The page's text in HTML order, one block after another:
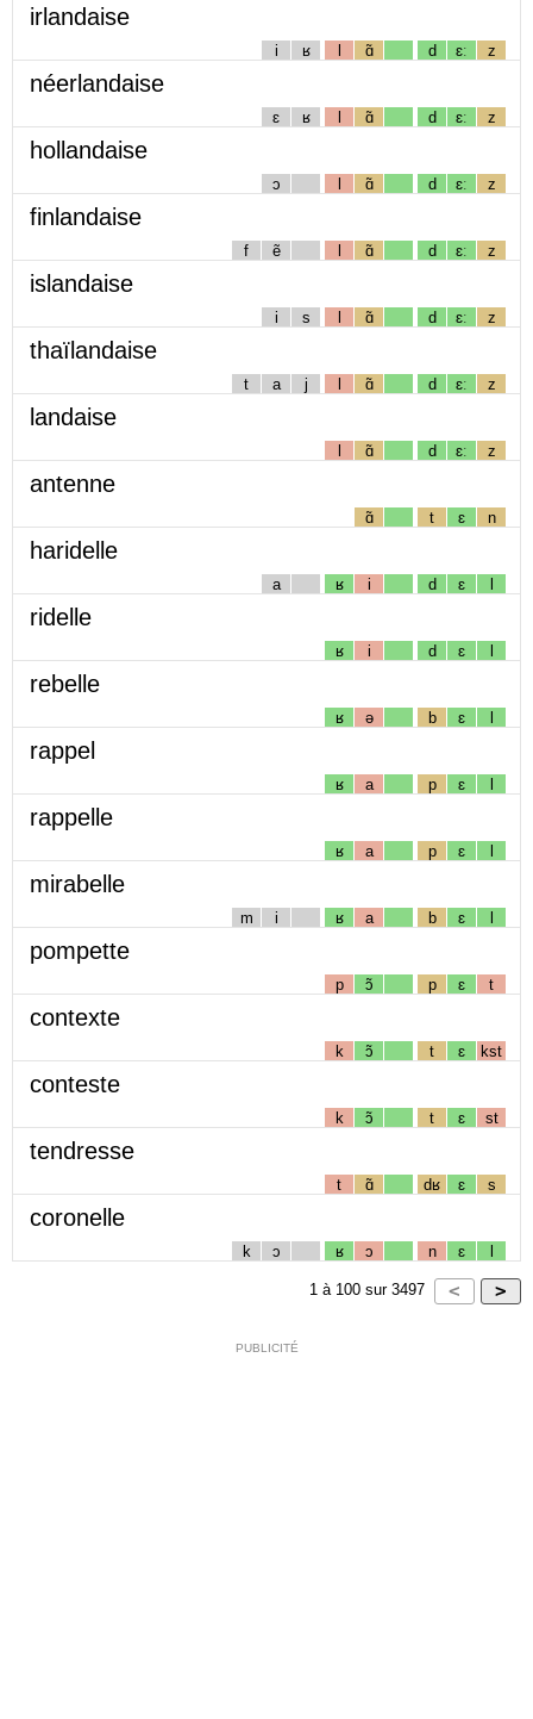
irlandaise
i ʁ l ɑ̃ d ɛː z
néerlandaise
ɛ ʁ l ɑ̃ d ɛː z
hollandaise
ɔ l ɑ̃ d ɛː z
finlandaise
f ẽ l ɑ̃ d ɛː z
islandaise
i s l ɑ̃ d ɛː z
thaïlandaise
t a j l ɑ̃ d ɛː z
landaise
l ɑ̃ d ɛː z
antenne
ɑ̃ t ɛ n
haridelle
a ʁ i d ɛ l
ridelle
ʁ i d ɛ l
rebelle
ʁ ə b ɛ l
rappel
ʁ a p ɛ l
rappelle
ʁ a p ɛ l
mirabelle
m i ʁ a b ɛ l
pompette
p ɔ̃ p ɛ t
contexte
k ɔ̃ t ɛ kst
conteste
k ɔ̃ t ɛ st
tendresse
t ɑ̃ dʁ ɛ s
coronelle
k ɔ ʁ ɔ n ɛ l
1 à 100 sur 3497
PUBLICITÉ